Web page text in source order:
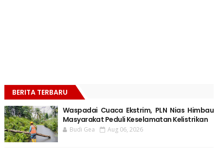
BERITA TERBARU
Waspadai Cuaca Ekstrim, PLN Nias Himbau
Masyarakat Peduli Keselamatan Kelistrikan
Budi Gea Aug 06, 2026